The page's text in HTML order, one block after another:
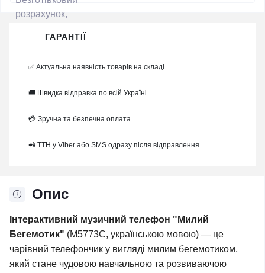
Опис
Інтерактивний музичний телефон "Милий
Бегемотик" (M5773C, українською мовою) — це
чарівний телефончик у вигляді милим бегемотиком,
який стане чудовою навчальною та розвиваючою
ГАРАНТІЇ
✅ Актуальна наявність товарів на складі.
🚚 Швидка відправка по всій Україні.
💳 Зручна та безпечна оплата.
📲 ТТН у Viber або SMS одразу після відправлення.